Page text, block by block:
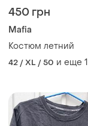
450 грн
Mafia
Костюм летний
42 / XL / 50 и еще 1